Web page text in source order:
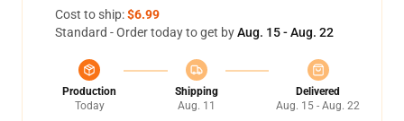
Cost to ship:$6.99
Standard - Order today to get byAug. 15 - Aug. 22
Production
Today
Shipping
Aug. 11
Delivered
Aug. 15 - Aug. 22